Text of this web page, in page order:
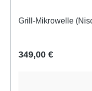
Grill-Mikrowelle
Regulärer Preis:
349,00 €